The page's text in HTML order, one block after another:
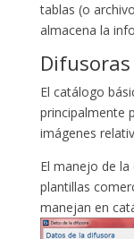
tablas (o
almacena la
Difusoras
El catálogo
principalmente
imágenes
El manejo de
plantillas
manejan en